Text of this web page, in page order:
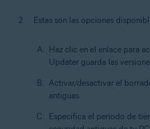
Estas son las opciones
Haz clic en el enlace para
Updater guarda las
Activar/desactivar el
antiguas.
Especifica el periodo de